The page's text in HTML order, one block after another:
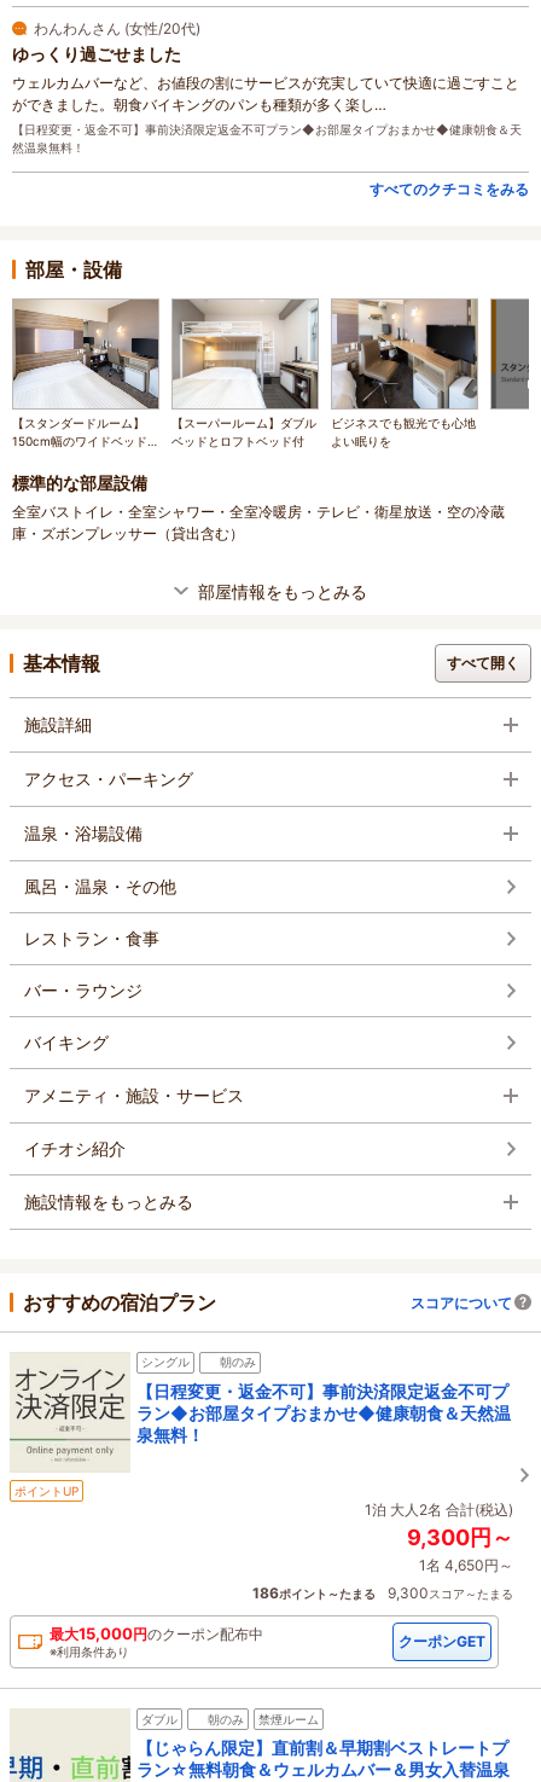
わんわんさん (女性/20代)
ゆっくり過ごせました
ウェルカムバーなど、お値段の割にサービスが充実していて快適に過ごすこと
ができました。朝食バイキングのパンも種類が多く楽し…
【日程変更・返金不可】事前決済限定返金不可プラン◆お部屋タイプおまかせ◆健康朝食＆天
然温泉無料！
すべてのクチコミをみる
部屋・設備
【スタンダードルーム】
150cm幅のワイドベッド
【スーパールーム】ダブル
ベッドとロフトベッド付
ビジネスでも観光でも心地
よい眠りを
標準的な部屋設備
全室バストイレ・全室シャワー・全室冷暖房・テレビ・衛星放送・空の冷蔵
庫・ズボンプレッサー（貸出含む）
部屋情報をもっとみる
基本情報 すべて開く
施設詳細
アクセス・パーキング
温泉・浴場設備
風呂・温泉・その他
レストラン・食事
バー・ラウンジ
バイキング
アメニティ・施設・サービス
イチオシ紹介
施設情報をもっとみる
おすすめの宿泊プラン スコアについて
シングル 朝のみ
【日程変更・返金不可】事前決済限定返金不可プ
ラン◆お部屋タイプおまかせ◆健康朝食＆天然温
泉無料！
ポイントUP
1泊 大人2名 合計(税込)
9,300円～
1名 4,650円～
186ポイント～たまる 9,300スコア～たまる
最大15,000円のクーポン配布中
※利用条件あり
クーポンGET
ダブル 朝のみ 禁煙ルーム
【じゃらん限定】直前割＆早期割ベストレートプ
ラン☆無料朝食＆ウェルカムバー＆男女入替温泉